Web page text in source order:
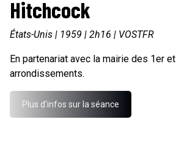
Hitchcock
États-Unis | 1959 | 2h16 | VOSTFR
En partenariat avec la mairie des 1er
arrondissements.
Plus d'infos sur la séance